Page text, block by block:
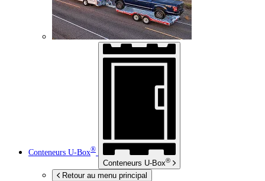
Conteneurs U-Box®
Conteneurs U-Box®
Retour au menu principal